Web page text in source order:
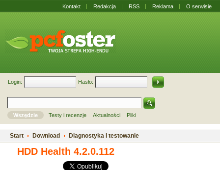
Kontakt Redakcja RSS Reklama O serwisie
Login: Hasło:
Wszędzie Testy i recenzje Aktualności Pliki
Start Download Diagnostyka i testowanie
HDD Health 4.2.0.112